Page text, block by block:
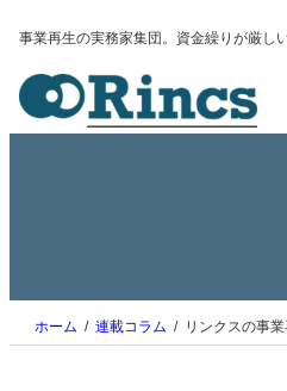
容
ス
キ
事業再生の実務家集団。資金繰りが厳し
ホーム 連載コラム リンクスの事